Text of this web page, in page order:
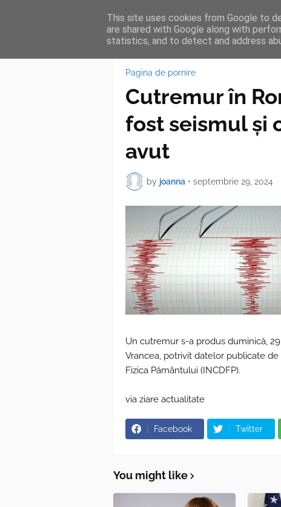
HOME
Pagina de pornire
Cutremur în
fost seismul și
avut
by joanna • septembrie 29, 2024
Un cutremur s-a produs duminică,
Vrancea, potrivit datelor publicate
Fizica Pământului (INCDFP).
via ziare actualitate
Facebook Twitter
You might like
This site uses cookies from Google to
are shared with Google along with
statistics, and to detect and address